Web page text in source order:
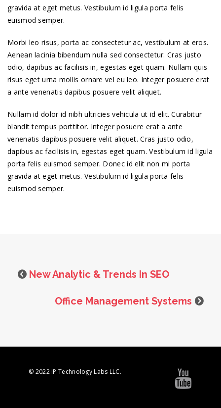
gravida at eget metus. Vestibulum id ligula porta felis
euismod semper.
Morbi leo risus, porta ac consectetur ac, vestibulum at eros.
Aenean lacinia bibendum nulla sed consectetur. Cras justo
odio, dapibus ac facilisis in, egestas eget quam. Nullam quis
risus eget urna mollis ornare vel eu leo. Integer posuere erat
a ante venenatis dapibus posuere velit aliquet.
Nullam id dolor id nibh ultricies vehicula ut id elit. Curabitur
blandit tempus porttitor. Integer posuere erat a ante
venenatis dapibus posuere velit aliquet. Cras justo odio,
dapibus ac facilisis in, egestas eget quam. Vestibulum id ligula
porta felis euismod semper. Donec id elit non mi porta
gravida at eget metus. Vestibulum id ligula porta felis
euismod semper.
New Analytic & Trends In SEO
Office Management Systems
© 2022 IP Technology Labs LLC.